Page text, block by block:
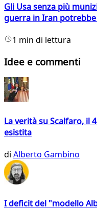
Gli Usa senza più
guerra in Iran
1 min di lettura
Idee e commenti
La verità su Scalfaro, il
esistita
di Alberto Gambino
I deficit del "modello